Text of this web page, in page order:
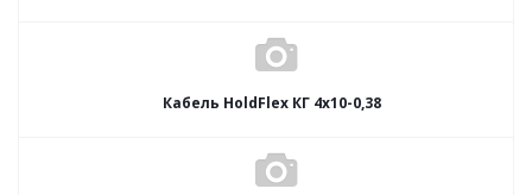
Кабель HoldFlex КГ 4x10-0,38